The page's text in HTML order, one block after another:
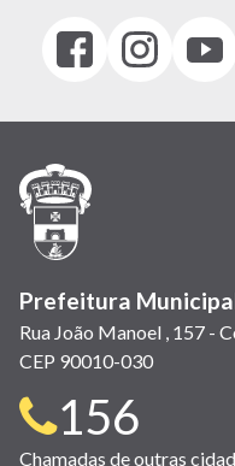
Facebook
(link
em
janela)
Instagram
(link
em
(link
em
Prefeitura
Rua João Manoel , 157 -
CEP 90010-030
Telefone
156
Chamadas de outras